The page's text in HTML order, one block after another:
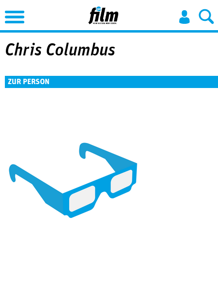
Jump to Navigation
Chris Columbus
ZUR PERSON